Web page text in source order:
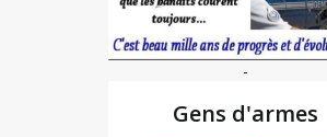
-
Gens d'armes